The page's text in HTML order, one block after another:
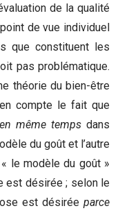
de la qualité
de vue individuel
que constituent les
pas problématique.
théorie du bien-être
compte le fait que
en même temps dans
du goût et l’autre
le modèle du goût »
est désirée ; selon le
est désirée parce